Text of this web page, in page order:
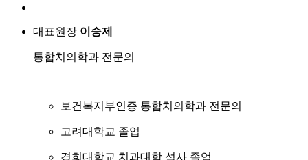
대표원장 이승제
통합치의학과 전문의
보건복지부인증 통합치의학과 전문의
고려대학교 졸업
경희대학교 치과대학 석사 졸업